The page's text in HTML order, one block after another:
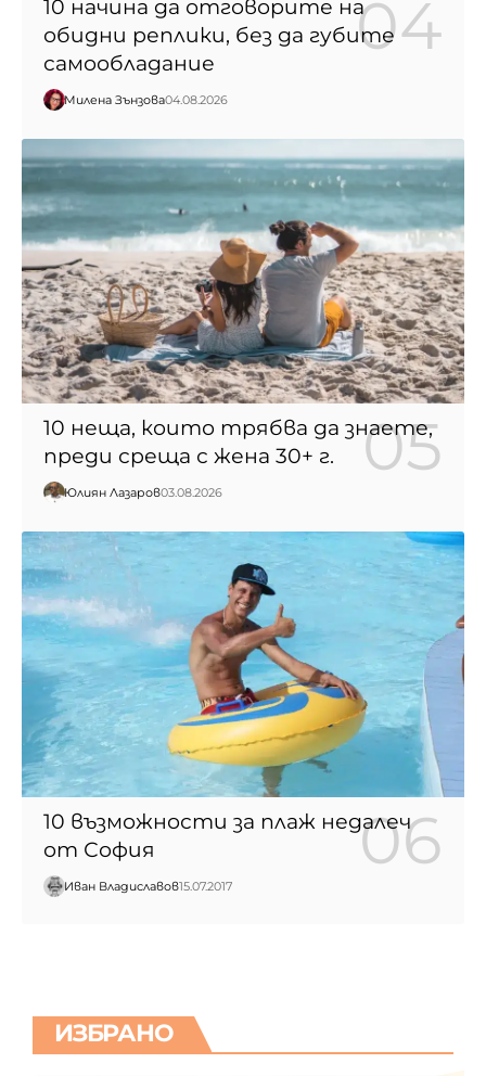
10 начина да отговорите на
обидни реплики, без да губите
самообладание
Милена Зънзова04.08.2026
10 неща, които трябва да знаете,
преди среща с жена 30+ г.
Юлиян Лазаров03.08.2026
10 възможности за плаж недалеч
от София
Иван Владиславов15.07.2017
ИЗБРАНО